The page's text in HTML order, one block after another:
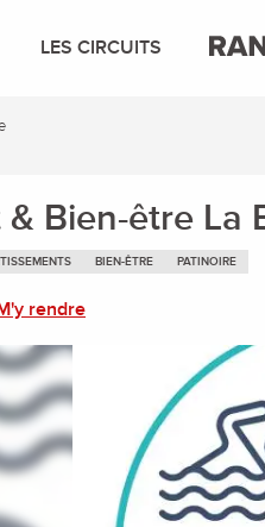
LES CIRCUITS
Bien-être La
BIEN-ÊTRE PATINOIRE
rendre